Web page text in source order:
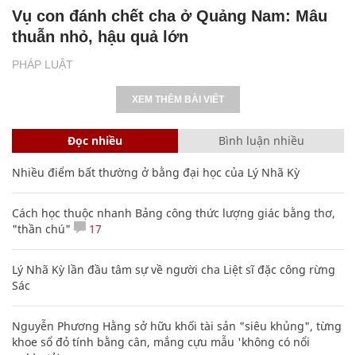
PHÁP LUẬT
Vụ con đánh chết cha ở Quảng Nam: Mâu
thuẫn nhỏ, hậu quả lớn
XEM THÊM BÀI VIẾT
Đọc nhiều Bình luận nhiều
Nhiều điểm bất thường ở bằng đại học của Lý Nhã Kỳ
Cách học thuộc nhanh Bảng công thức lượng giác bằng thơ,
"thần chú"
17
Lý Nhã Kỳ lần đầu tâm sự về người cha Liệt sĩ đặc công rừng
Sác
Nguyễn Phương Hằng sở hữu khối tài sản "siêu khủng", từng
khoe sổ đỏ tính bằng cân, mắng cựu mẫu 'không có nổi